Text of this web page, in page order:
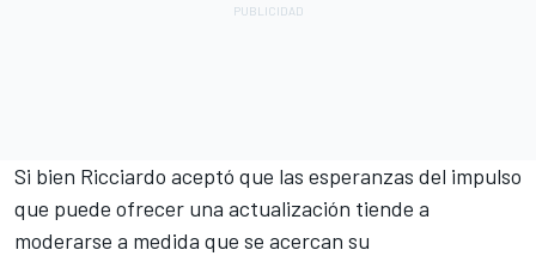
Si bien Ricciardo aceptó que las esperanzas del impulso
que puede ofrecer una actualización tiende a
moderarse a medida que se acercan su